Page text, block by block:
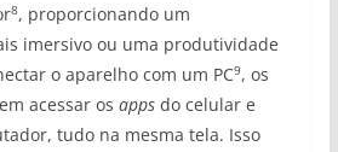
8, proporcionando um
imersivo ou uma produtividade
o aparelho com um PC9, os
acessar os appsdo celular e
tudo na mesma tela. Isso